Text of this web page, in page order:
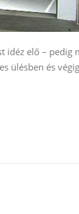
elő – pedig
ülésben és